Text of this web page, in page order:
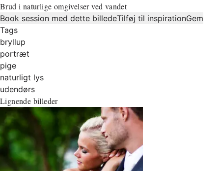
Brud i naturlige omgivelser ved vandet
Book session med dette billedeTilføj til inspirationGem
Tags
bryllup
portræt
pige
naturligt lys
udendørs
Lignende billeder